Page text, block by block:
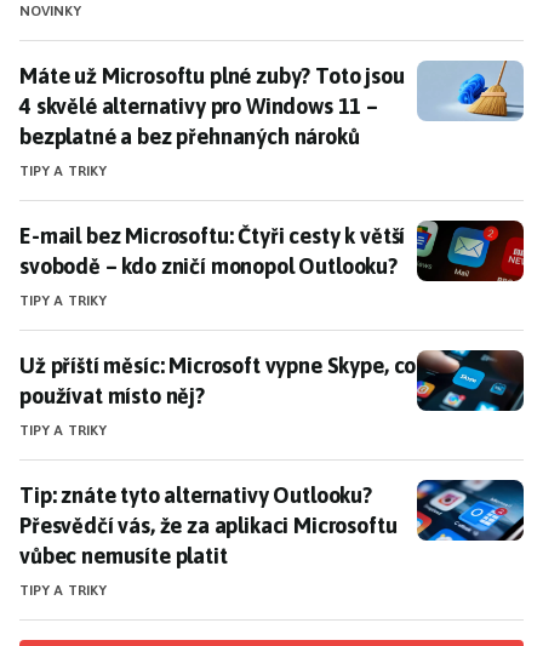
NOVINKY
Máte už Microsoftu plné zuby? Toto jsou 4 skvělé
Máte už Microsoftu plné zuby? Toto jsou
4 skvělé alternativy pro Windows 11 –
bezplatné a bez přehnaných nároků
TIPY A TRIKY
E-mail bez Microsoftu: Čtyři cesty k větší svobodě –
E-mail bez Microsoftu: Čtyři cesty k větší
svobodě – kdo zničí monopol Outlooku?
TIPY A TRIKY
Už příští měsíc: Microsoft vypne Skype, co používat
Už příští měsíc: Microsoft vypne Skype, co
používat místo něj?
TIPY A TRIKY
Tip: znáte tyto alternativy Outlooku? Přesvědčí vás,
Tip: znáte tyto alternativy Outlooku?
Přesvědčí vás, že za aplikaci Microsoftu
vůbec nemusíte platit
TIPY A TRIKY